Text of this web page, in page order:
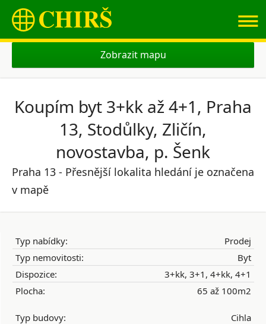
≡
Zobrazit mapu
Koupím byt 3+kk až 4+1, Praha
13, Stodůlky, Zličín,
novostavba, p. Šenk
Praha 13 - Přesnější lokalita hledání je označena
v mapě
Typ nabídky:
Prodej
Typ nemovitosti:
Byt
Dispozice:
3+kk, 3+1, 4+kk, 4+1
Plocha:
65 až 100m2
Typ budovy:
Cihla